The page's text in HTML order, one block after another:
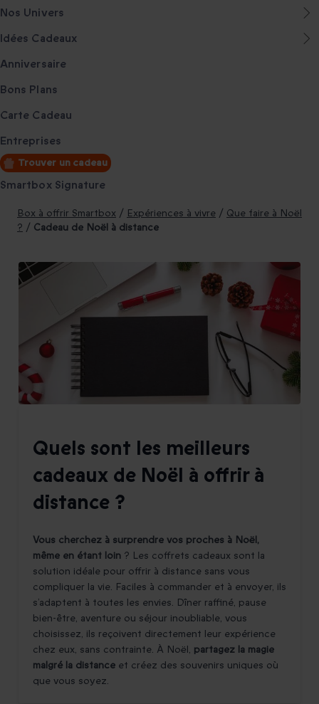
Nos Univers
Idées Cadeaux
Anniversaire
Bons Plans
Carte Cadeau
Entreprises
Trouver un cadeau
Smartbox Signature
Box à offrir Smartbox / Expériences à vivre / Que faire à Noël
? / Cadeau de Noël à distance
Quels sont les meilleurs
cadeaux de Noël à offrir à
distance ?
Vous cherchez à surprendre vos proches à Noël,
même en étant loin ? Les coffrets cadeaux sont la
solution idéale pour offrir à distance sans vous
compliquer la vie. Faciles à commander et à envoyer, ils
s’adaptent à toutes les envies. Dîner raffiné, pause
bien-être, aventure ou séjour inoubliable, vous
choisissez, ils reçoivent directement leur expérience
chez eux, sans contrainte. À Noël, partagez la magie
malgré la distance et créez des souvenirs uniques où
que vous soyez.